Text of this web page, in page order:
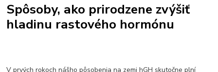
Spôsoby, ako prirodzene zvýšiť
hladinu rastového hormónu
V prvých rokoch nášho pôsobenia na zemi hGH skutočne plní